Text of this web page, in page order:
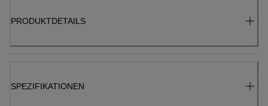
PRODUKTDETAILS
SPEZIFIKATIONEN